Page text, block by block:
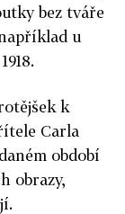
bez tváře
u
k
Carla
období
obrazy,